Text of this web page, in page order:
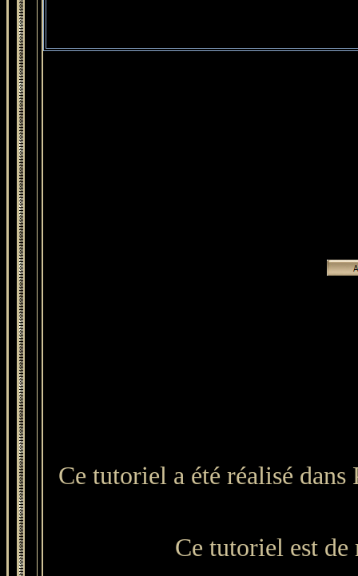
Ce tutoriel a été réalisé
Ce tutoriel est de